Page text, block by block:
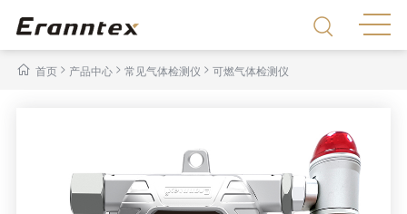
首页> 产品中心 > 常见气体检测仪 > 可燃气体检测仪